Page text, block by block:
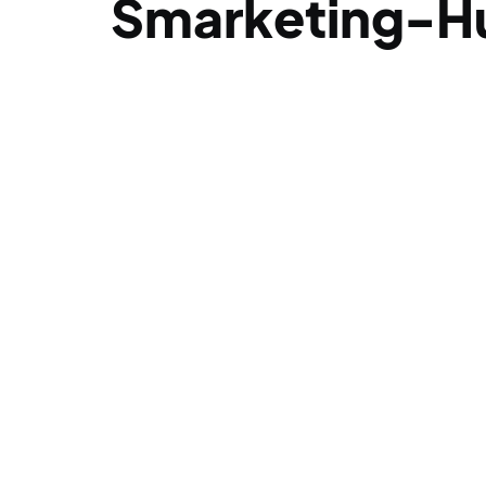
Smarketing-